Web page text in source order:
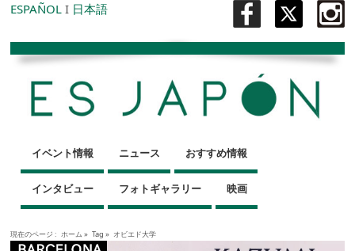
ESPAÑOL I 日本語
イベント情報 ニュース おすすめ情報
インタビュー フォトギャラリー 映画
現在のページ : ホーム » Tag » オビエド大学